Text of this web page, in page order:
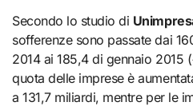
Secondo lo studio di
sofferenze sono passate dai
2014 ai 185,4 di gennaio 2015
quota delle imprese è
a 131,7 miliardi, mentre per le